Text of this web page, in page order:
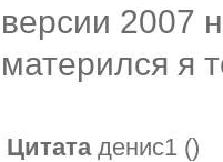
версии 2007
матерился я
Цитата денис1 ()